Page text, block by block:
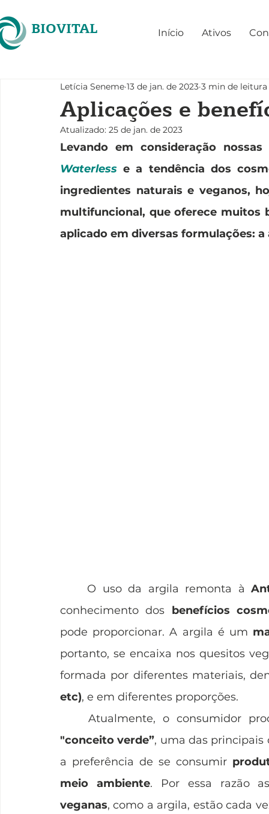
BIOVITAL Início Ativos
Aplicações e
Letícia Seneme 13 de jan. de 2023 3 min de leitura
Atualizado: 25 de jan. de 2023
Waterless e a tendência dos
ingredientes naturais e veganos,
multifuncional, que oferece muitos
aplicado em diversas formulações: a
	O uso da argila remonta à
conhecimento dos benefícios
pode proporcionar. A argila é um
portanto, se encaixa nos quesitos
formada por diferentes materiais,
etc), e em diferentes proporções.
"conceito verde”, uma das principais
a preferência de se consumir
meio ambiente. Por essa razão
veganas, como a argila, estão cada